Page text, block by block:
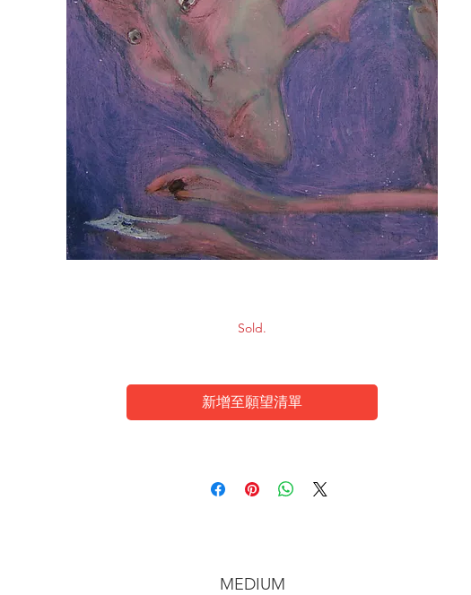
Sold.
新增至願望清單
MEDIUM